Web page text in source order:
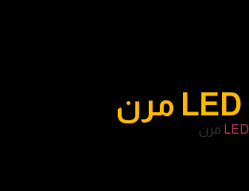
LED مرن
LED